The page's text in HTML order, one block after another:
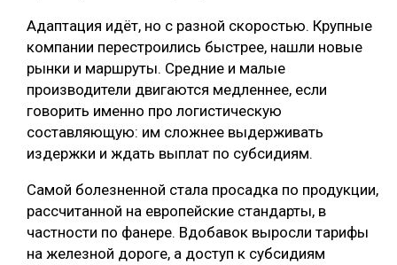
Адаптация идёт, но с разной скоростью. Крупные
компании перестроились быстрее, нашли новые
рынки и маршруты. Средние и малые
производители двигаются медленнее, если
говорить именно про логистическую
составляющую: им сложнее выдерживать
издержки и ждать выплат по субсидиям.
Самой болезненной стала просадка по продукции,
рассчитанной на европейские стандарты, в
частности по фанере. Вдобавок выросли тарифы
на железной дороге, а доступ к субсидиям